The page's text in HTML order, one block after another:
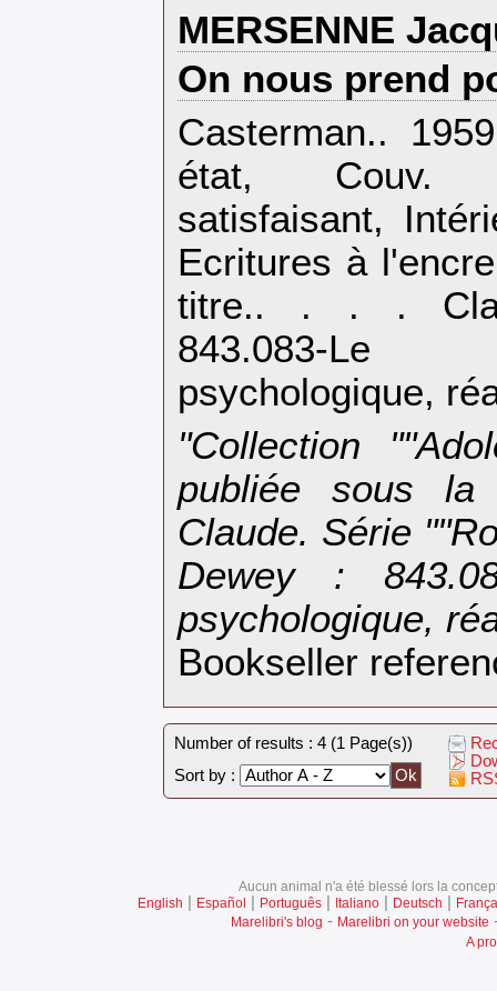
‎MERSENNE
‎On nous prend
‎Casterman..
état, Couv.
satisfaisant,
Ecritures à
titre.. . . .
843.083-
psychologique,
‎"Collection
publiée sous la
Claude. Série
Dewey :
psychologique,
Bookseller
Number of results : 4 (1 Page(s))
Sort by :
Aucun animal n'a été blessé lors la
English | Español | Português| Italiano| Deutsch |
Marelibri's blog - Marelibri on your website
A